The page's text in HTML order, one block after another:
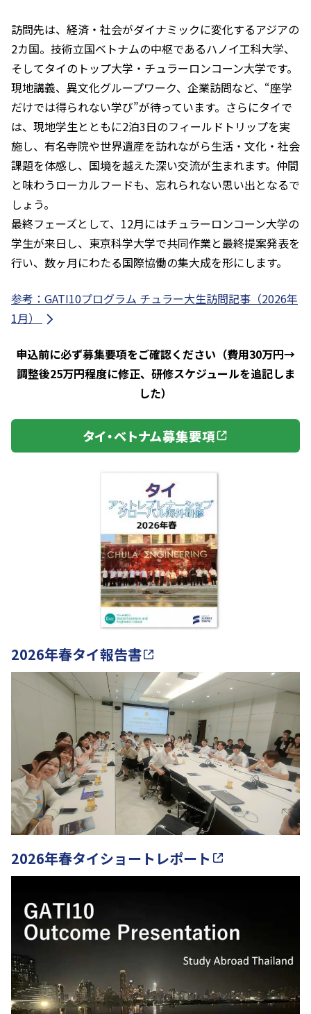
訪問先は、経済・社会がダイナミックに変化するアジアの
2カ国。技術立国ベトナムの中枢であるハノイ工科大学、
そしてタイのトップ大学・チュラーロンコーン大学です。
現地講義、異文化グループワーク、企業訪問など、“座学
だけでは得られない学び”が待っています。さらにタイで
は、現地学生とともに2泊3日のフィールドトリップを実
施し、有名寺院や世界遺産を訪れながら生活・文化・社会
課題を体感し、国境を越えた深い交流が生まれます。仲間
と味わうローカルフードも、忘れられない思い出となるで
しょう。
最終フェーズとして、12月にはチュラーロンコーン大学の
学生が来日し、東京科学大学で共同作業と最終提案発表を
行い、数ヶ月にわたる国際協働の集大成を形にします。
参考：GATI10プログラム チュラー大生訪問記事（2026年
1月）
申込前に必ず募集要項をご確認ください（費用30万円→
調整後25万円程度に修正、研修スケジュールを追記しま
した）
タイ・ベトナム募集要項
2026年春タイ報告書
2026年春タイショートレポート